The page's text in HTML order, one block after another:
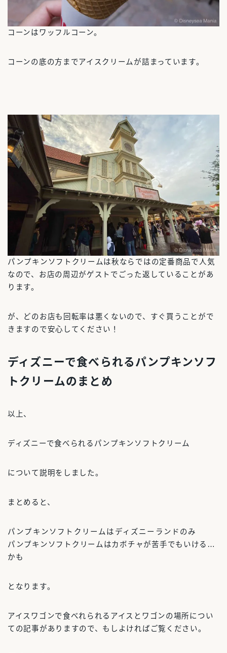
コーンはワッフルコーン。
コーンの底の方までアイスクリームが詰まっています。
パンプキンソフトクリームは秋ならではの定番商品で人気
なので、お店の周辺がゲストでごった返していることがあ
ります。
が、どのお店も回転率は悪くないので、すぐ買うことがで
きますので安心してください！
ディズニーで食べられるパンプキンソフ
トクリームのまとめ
以上、
ディズニーで食べられるパンプキンソフトクリーム
について説明をしました。
まとめると、
パンプキンソフトクリームはディズニーランドのみ
パンプキンソフトクリームはカボチャが苦手でもいける…
かも
となります。
アイスワゴンで食べれられるアイスとワゴンの場所につい
ての記事がありますので、もしよければご覧ください。